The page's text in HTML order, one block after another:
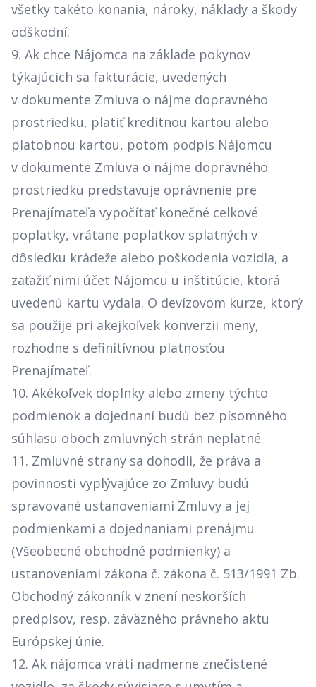
všetky takéto konania, nároky, náklady a škody
odškodní.
9. Ak chce Nájomca na základe pokynov
týkajúcich sa fakturácie, uvedených
v dokumente Zmluva o nájme dopravného
prostriedku, platiť kreditnou kartou alebo
platobnou kartou, potom podpis Nájomcu
v dokumente Zmluva o nájme dopravného
prostriedku predstavuje oprávnenie pre
Prenajímateľa vypočítať konečné celkové
poplatky, vrátane poplatkov splatných v
dôsledku krádeže alebo poškodenia vozidla, a
zaťažiť nimi účet Nájomcu u inštitúcie, ktorá
uvedenú kartu vydala. O devízovom kurze, ktorý
sa použije pri akejkoľvek konverzii meny,
rozhodne s definitívnou platnosťou
Prenajímateľ.
10. Akékoľvek doplnky alebo zmeny týchto
podmienok a dojednaní budú bez písomného
súhlasu oboch zmluvných strán neplatné.
11. Zmluvné strany sa dohodli, že práva a
povinnosti vyplývajúce zo Zmluvy budú
spravované ustanoveniami Zmluvy a jej
podmienkami a dojednaniami prenájmu
(Všeobecné obchodné podmienky) a
ustanoveniami zákona č. zákona č. 513/1991 Zb.
Obchodný zákonník v znení neskorších
predpisov, resp. záväzného právneho aktu
Európskej únie.
12. Ak nájomca vráti nadmerne znečistené